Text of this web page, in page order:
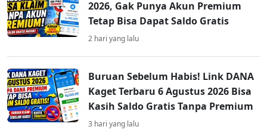
2026, Gak Punya Akun Premium
Tetap Bisa Dapat Saldo Gratis
2 hari yang lalu
Buruan Sebelum Habis! Link DANA
Kaget Terbaru 6 Agustus 2026 Bisa
Kasih Saldo Gratis Tanpa Premium
3 hari yang lalu